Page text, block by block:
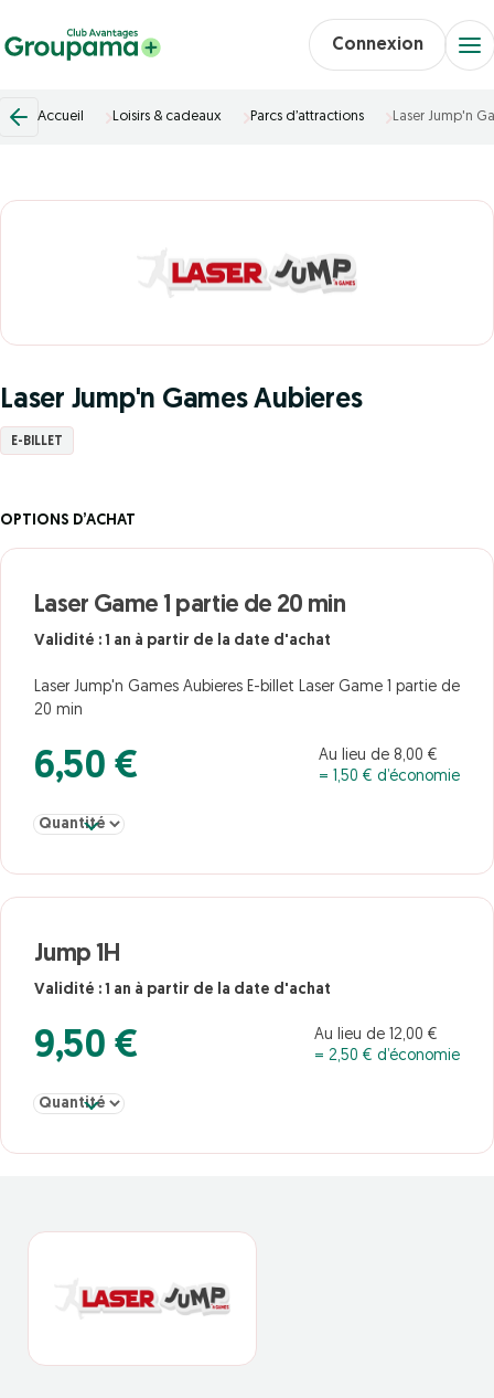
Connexion
Accueil Loisirs & cadeaux Parcs d’attractions Laser Jump'n
Laser Jump'n Games Aubieres
E-BILLET
OPTIONS D’ACHAT
Laser Game 1 partie de 20 min
Validité : 1 an à partir de la date d'achat
Laser Jump'n Games Aubieres E-billet Laser Game 1 partie de
20 min
6,50 €
Au lieu de 8,00 €
= 1,50 € d’économie
Sélectionner la quantité pour Laser Game 1 partie de 20 min
Jump 1H
Validité : 1 an à partir de la date d'achat
9,50 €
Au lieu de 12,00 €
= 2,50 € d’économie
Sélectionner la quantité pour Jump 1H